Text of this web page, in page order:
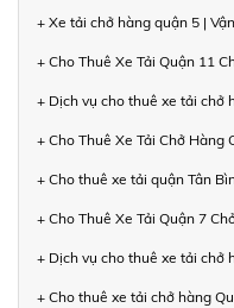
+ Xe tải chở hàng quận 5 |
+ Cho Thuê Xe Tải Quận 11
+ Dịch vụ cho thuê xe tải chở
+ Cho Thuê Xe Tải Chở Hàng
+ Cho thuê xe tải quận Tân
+ Cho Thuê Xe Tải Quận 7
+ Dịch vụ cho thuê xe tải chở
+ Cho thuê xe tải chở hàng